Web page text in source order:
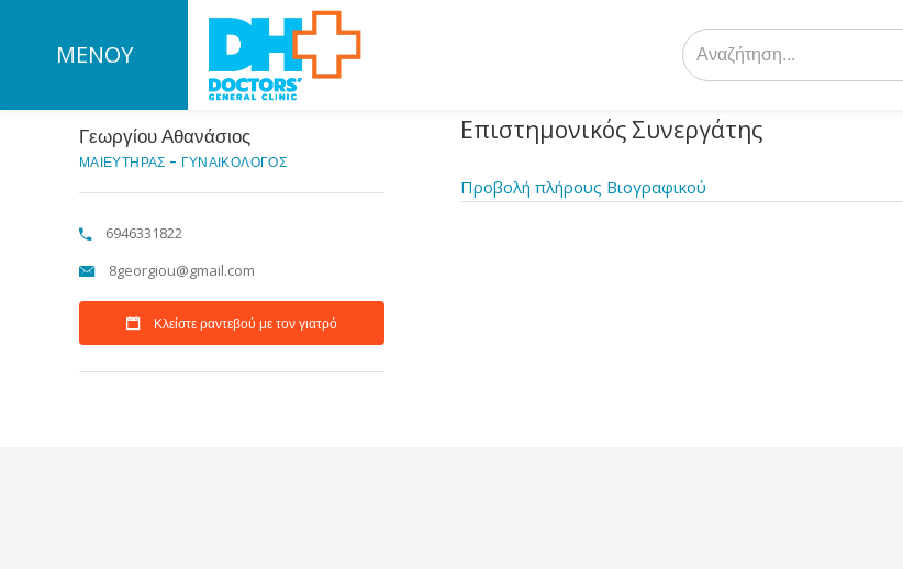
ΜΕΝΟΥ
Search
for:
Γεωργίου Αθανάσιος
ΜΑΙΕΥΤΗΡΑΣ - ΓΥΝΑΙΚΟΛΟΓΟΣ
6946331822
8georgiou@gmail.com
Κλείστε ραντεβού με τον γιατρό
Επιστημονικός Συνεργάτης
Προβολή πλήρους Βιογραφικού